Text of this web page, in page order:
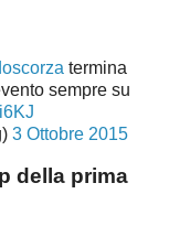
termina
sempre su
3 Ottobre 2015
della prima